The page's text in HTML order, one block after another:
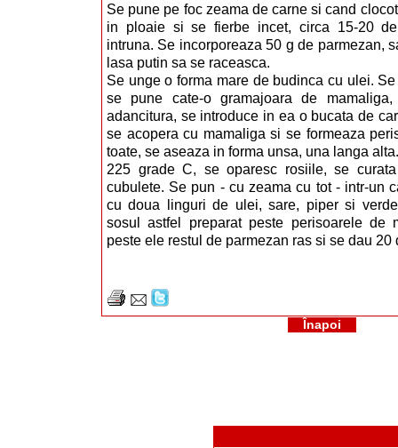
Se pune pe foc zeama de carne si cand
in ploaie si se fierbe incet, circa 15-20 de
intruna. Se incorporeaza 50 g de parmezan,
lasa putin sa se raceasca.
Se unge o forma mare de budinca cu ulei.
se pune cate-o gramajoara de
adancitura, se introduce in ea o bucata de
se acopera cu mamaliga si se formeaza
toate, se aseaza in forma unsa, una langa
225 grade C, se oparesc rosiile, se
cubulete. Se pun - cu zeama cu tot - intr-un
cu doua linguri de ulei, sare, piper si
sosul astfel preparat peste perisoarele de
peste ele restul de parmezan ras si se dau 20
Înapoi